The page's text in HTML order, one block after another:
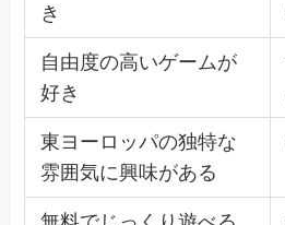
き
自由度の高いゲームが
好き
東ヨーロッパの独特な
雰囲気に興味がある